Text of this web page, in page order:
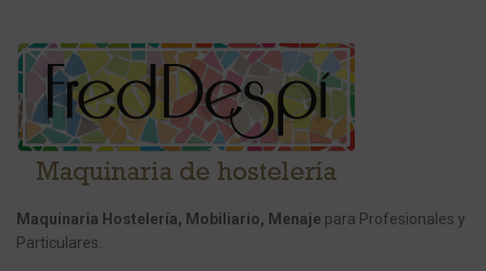
Maquinaria Hostelería, Mobiliario, Menaje para Profesionales y
Particulares.